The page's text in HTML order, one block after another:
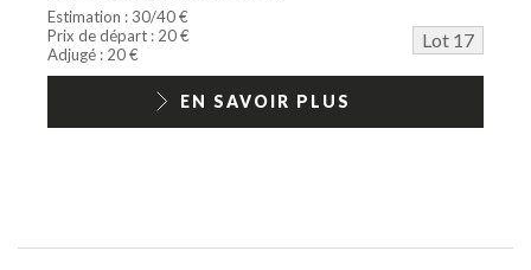
Estimation : 30/40 €
Prix de départ : 20 €
Lot 17
Adjugé : 20 €
EN SAVOIR PLUS